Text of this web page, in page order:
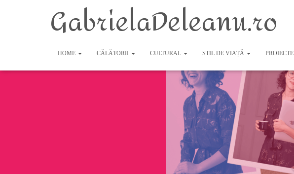
GabrielaDeleanu.ro
HOME CĂLĂTORII CULTURAL STIL DE VIAȚĂ PROIECTE